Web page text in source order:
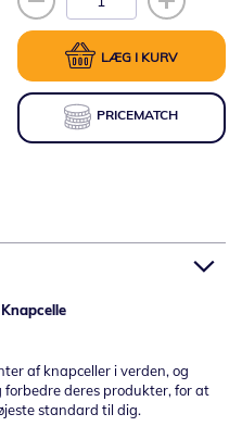
LÆG I KURV
PRICEMATCH
af knapceller i verden, og
deres produkter, for at
standard til dig.